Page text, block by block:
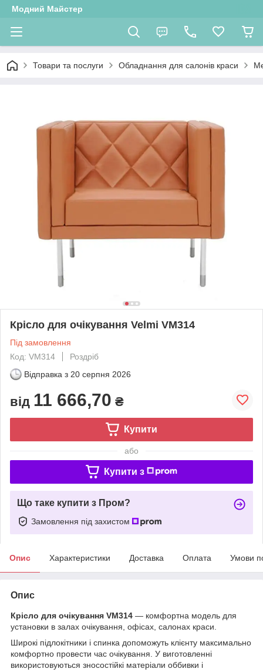
Модний Майстер
Товари та послуги Обладнання для салонів краси
Крісло для очікування Velmi VM314
Під замовлення
Код: VM314
Роздріб
Відправка з 20 серпня 2026
від 11 666,70 ₴
Купити
або
Купити з
Що таке купити з Пром?
Замовлення під захистом
Опис Характеристики Доставка Оплата Умови
Опис
Крісло для очікування VM314 ― комфортна модель для
установки в залах очікування, офісах, салонах краси.
Широкі підлокітники і спинка допоможуть клієнту максимально
комфортно провести час очікування. У виготовленні
використовуються зносостійкі матеріали оббивки і